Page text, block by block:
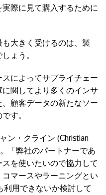
際に見て購入するために
大きく受けるのは、製
ょう。
によってサプライチェー
関してより多くのインサ
顧客データの新たなソー
す。
ン・クライン (Christian
「弊社のパートナーであ
を使いたいので協力して
マースやラーニングとい
利用できないか検討して